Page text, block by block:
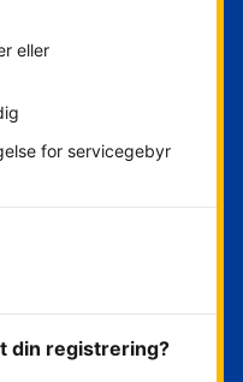
eller
for servicegebyr
din registrering?